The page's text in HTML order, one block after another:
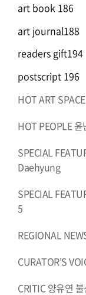
art book 186
art journal188
readers gift194
postscript 196
HOT ART SPACE
HOT PEOPLE 윤
SPECIAL
Daehyung
SPECIAL
5
REGIONAL
CURATOR'S
CRITIC 양유연